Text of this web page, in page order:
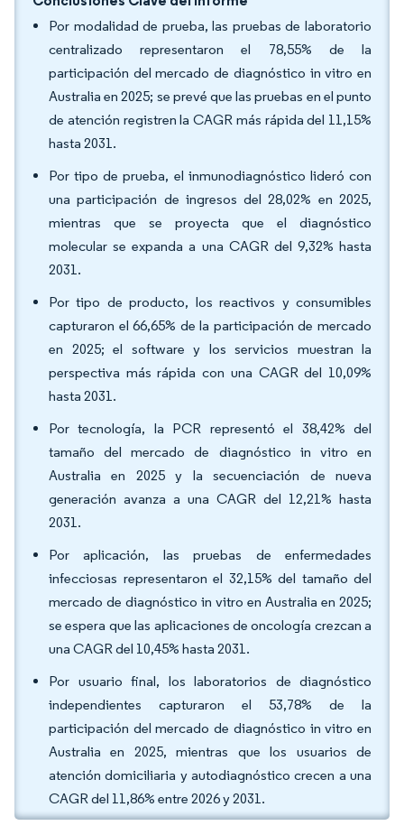
Por modalidad de prueba, las pruebas de laboratorio
centralizado representaron el 78,55% de la
participación del mercado de diagnóstico in vitro en
Australia en 2025; se prevé que las pruebas en el punto
de atención registren la CAGR más rápida del 11,15%
hasta 2031.
Por tipo de prueba, el inmunodiagnóstico lideró con
una participación de ingresos del 28,02% en 2025,
mientras que se proyecta que el diagnóstico
molecular se expanda a una CAGR del 9,32% hasta
2031.
Por tipo de producto, los reactivos y consumibles
capturaron el 66,65% de la participación de mercado
en 2025; el software y los servicios muestran la
perspectiva más rápida con una CAGR del 10,09%
hasta 2031.
Por tecnología, la PCR representó el 38,42% del
tamaño del mercado de diagnóstico in vitro en
Australia en 2025 y la secuenciación de nueva
generación avanza a una CAGR del 12,21% hasta
2031.
Por aplicación, las pruebas de enfermedades
infecciosas representaron el 32,15% del tamaño del
mercado de diagnóstico in vitro en Australia en 2025;
se espera que las aplicaciones de oncología crezcan a
una CAGR del 10,45% hasta 2031.
Por usuario final, los laboratorios de diagnóstico
independientes capturaron el 53,78% de la
participación del mercado de diagnóstico in vitro en
Australia en 2025, mientras que los usuarios de
atención domiciliaria y autodiagnóstico crecen a una
CAGR del 11,86% entre 2026 y 2031.